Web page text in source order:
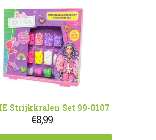
Strijkkralen Set 99-0107
€8,99